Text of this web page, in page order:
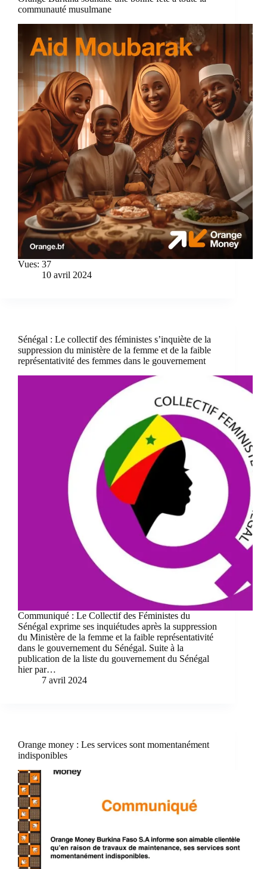
communauté musulmane
Vues: 37
10 avril 2024
Sénégal : Le collectif des féministes s’inquiète de la
suppression du ministère de la femme et de la faible
représentativité des femmes dans le gouvernement
Communiqué : Le Collectif des Féministes du
Sénégal exprime ses inquiétudes après la suppression
du Ministère de la femme et la faible représentativité
dans le gouvernement du Sénégal. Suite à la
publication de la liste du gouvernement du Sénégal
hier par…
7 avril 2024
Orange money : Les services sont momentanément
indisponibles